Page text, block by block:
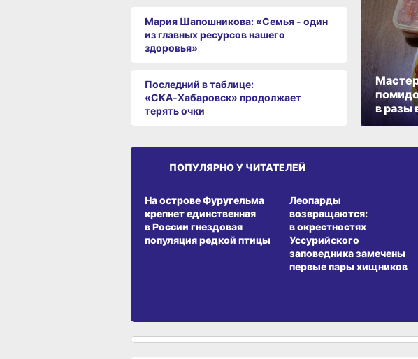
Мария Шапошникова: «Семья - один
из главных ресурсов нашего
здоровья»
Последний в таблице:
«СКА‑Хабаровск» продолжает
терять очки
в разы
ПОПУЛЯРНО У ЧИТАТЕЛЕЙ
На острове Фуругельма
крепнет единственная
в России гнездовая
популяция редкой птицы
Леопарды
возвращаются:
в окрестностях
Уссурийского
заповедника замечены
первые пары хищников